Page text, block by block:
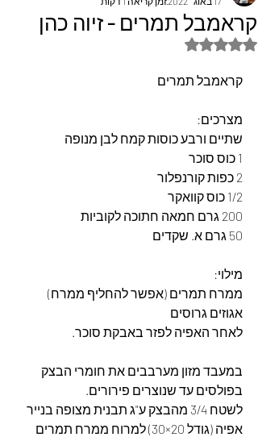
קראמבל תמרים - זיוה כהן
דירוג של NaN מתוך 5 כוכבים
קראמבל תמרים
מצרכים:
שתיים ורבע כוסות קמח לבן מנופה
1 כוס סוכר
2 כפות קורנפלור
1/2 כוס קוואקר
200 גרם חמאה חתוכה לקוביות
50 גרם א. שקדים
מילוי:
ממרח תמרים (אפשר להחליף ממרח)
אגוזים גרוסים
לאחר האפיה לפזר באבקת סוכר.
במעבד מזון מערבבים את חומרי הבצק
בפולסים עד שנוצרים פירורים.
לשטח 3/4 מהבצק ע"ג תבנית מצופה בנייר
אפיה (גודל 20×30) למרוח ממרח תמרים